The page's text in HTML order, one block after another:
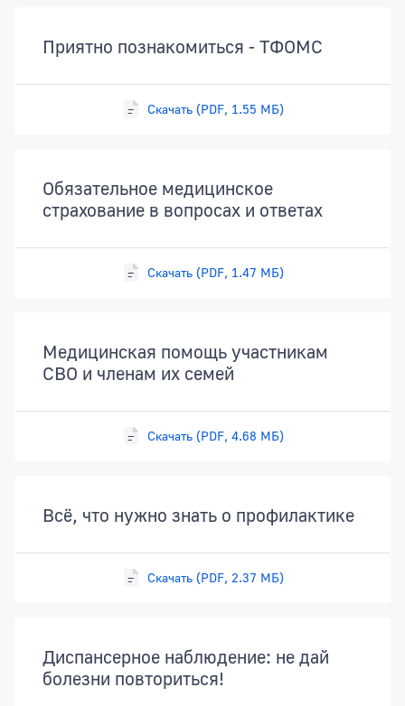
Приятно познакомиться - ТФОМС
Скачать (PDF, 1.55 МБ)
Обязательное медицинское
страхование в вопросах и ответах
Скачать (PDF, 1.47 МБ)
Медицинская помощь участникам
СВО и членам их семей
Скачать (PDF, 4.68 МБ)
Всё, что нужно знать о профилактике
Скачать (PDF, 2.37 МБ)
Диспансерное наблюдение: не дай
болезни повториться!